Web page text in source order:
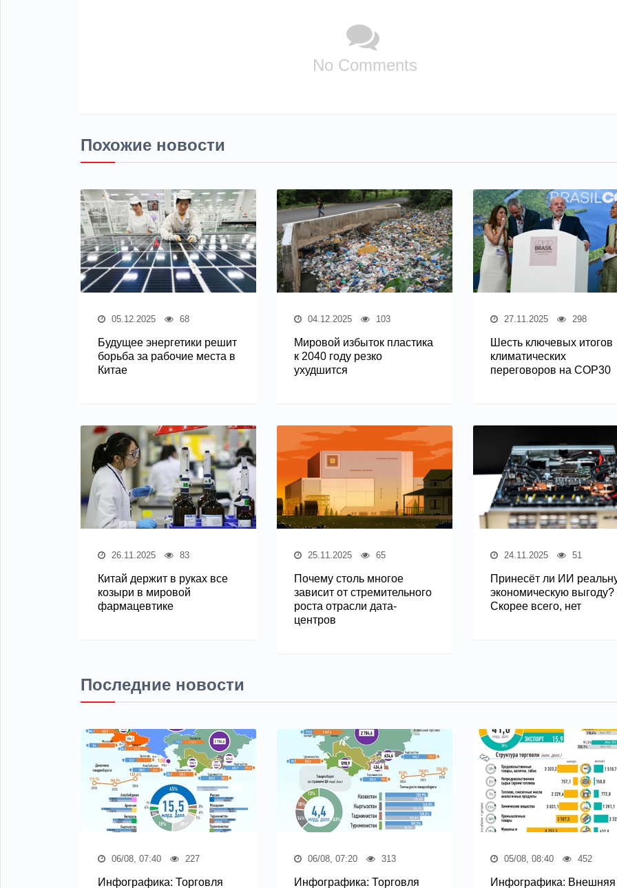
No Comments
Похожие новости
05.12.2025 68
Будущее энергетики решит
борьба за рабочие места в
Китае
04.12.2025 103
Мировой избыток пластика
к 2040 году резко
ухудшится
27.11.2025 298
Шесть ключевых итогов
климатических
переговоров на COP30
26.11.2025 83
Китай держит в руках все
козыри в мировой
фармацевтике
25.11.2025 65
Почему столь многое
зависит от стремительного
роста отрасли дата-
центров
24.11.2025 51
Принесёт ли ИИ
экономическую выгоду?
Скорее всего, нет
Последние новости
06/08, 07:40 227
Инфографика: Торговля
06/08, 07:20 313
Инфографика: Торговля
05/08, 08:40 452
Инфографика: Внешняя